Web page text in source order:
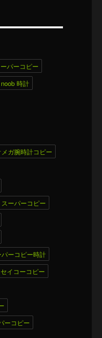
パーコピー
noob 時計
メガ腕時計コピー
スーパーコピー
パーコピー時計
セイコーコピー
ーコピー